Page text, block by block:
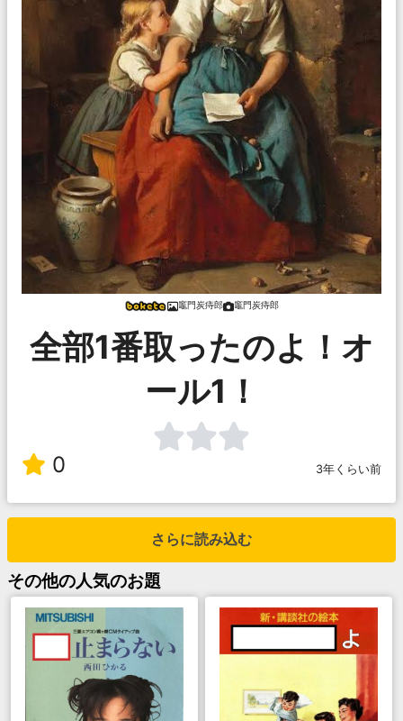
竈門炭痔郎 竈門炭痔郎
全部1番取ったのよ！オ
ール1！
0 3年くらい前
さらに読み込む
その他の人気のお題